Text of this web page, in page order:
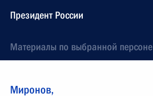
Президент России
Материалы по выбранной персоне
Миронов,